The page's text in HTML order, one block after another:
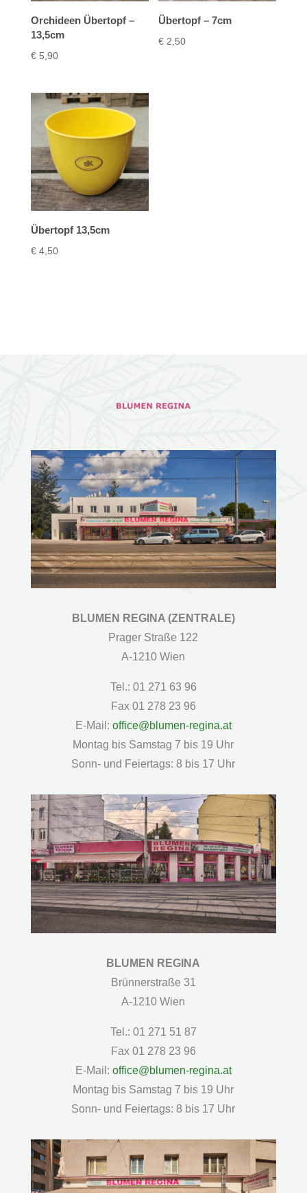
Orchideen Übertopf –
13,5cm
€5,90
Übertopf – 7cm
€ 2,50
Übertopf 13,5cm
€4,50
BLUMEN REGINA (ZENTRALE)
Prager Straße 122
A-1210 Wien
Tel.: 01 271 63 96
Fax 01 278 23 96
E-Mail: office@blumen-regina.at
Montag bis Samstag 7 bis 19 Uhr
Sonn- und Feiertags: 8 bis 17 Uhr
BLUMEN REGINA
Brünnerstraße 31
A-1210 Wien
Tel.: 01 271 51 87
Fax 01 278 23 96
E-Mail: office@blumen-regina.at
Montag bis Samstag 7 bis 19 Uhr
Sonn- und Feiertags: 8 bis 17 Uhr